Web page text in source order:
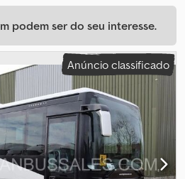
podem ser do seu interesse.
Anúncio classificado